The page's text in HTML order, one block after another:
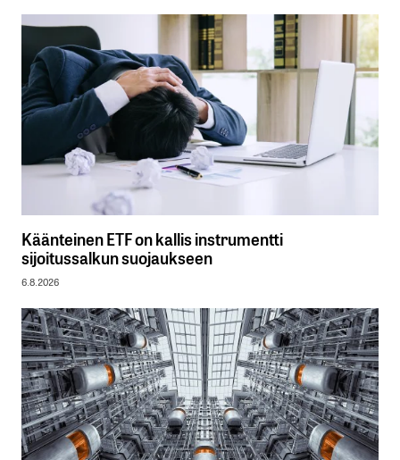
Käänteinen ETF on kallis instrumentti
sijoitussalkun suojaukseen
6.8.2026